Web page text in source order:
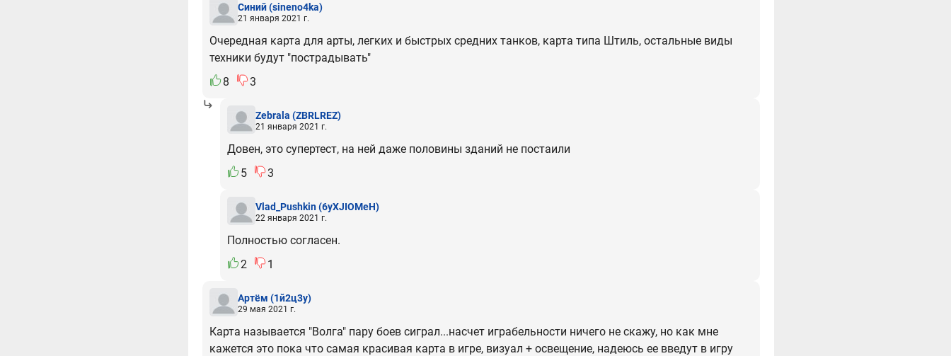
Синий(sineno4ka)
21 января 2021 г.
Очередная карта для арты, легких и быстрых средних танков, карта типа Штиль, остальные виды
техники будут "пострадывать"
8
3
Zebrala (ZBRLREZ)
21 января 2021 г.
Довен, это супертест, на ней даже половины зданий не постаили
5
3
Vlad_Pushkin(6yXJIOMeH)
22 января 2021 г.
Полностью согласен.
2
1
Артём (1й2ц3у)
29 мая 2021 г.
Карта называется "Волга" пару боев сиграл...насчет играбельности ничего не скажу, но как мне
кажется это пока что самая красивая карта в игре, визуал + освещение, надеюсь ее введут в игру